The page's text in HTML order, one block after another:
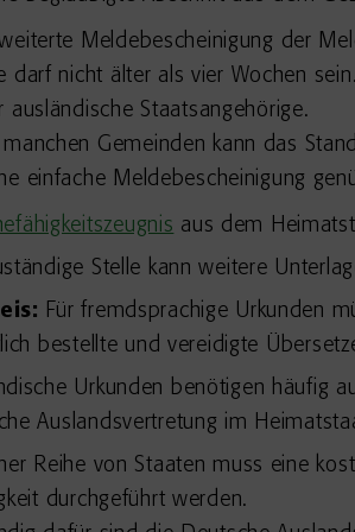
Meldebescheinigung der
darf nicht älter als vier Wochen
ausländische Staatsangehörige.
manchen Gemeinden kann das
einfache Meldebescheinigung
aus dem
Stelle kann weitere
Für fremdsprachige Urkunden
bestellte und vereidigte
Urkunden benötigen häufig
Auslandsvertretung im
Reihe von Staaten muss eine
durchgeführt werden.